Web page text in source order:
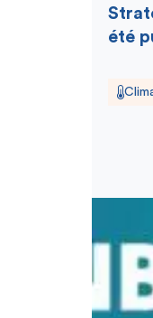
été